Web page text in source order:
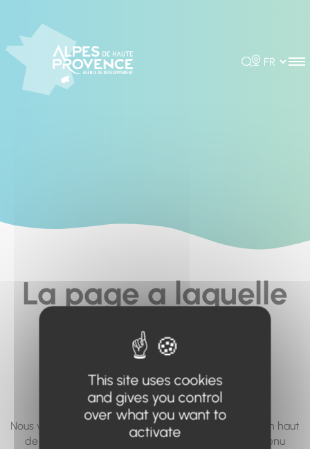
Rechercher
Choisir la
La page a laquelle
vous cherchez à
accéder n'existe
pas... ou plus.
Nous vous invitons à utiliser le moteur de recherche en haut
de page, ou à utiliser le menu pour trouver le contenu
This site uses cookies
and gives you control
over what you want to
activate